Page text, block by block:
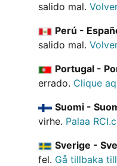
salido mal.
Perú -
salido mal.
Portugal -
errado. Clique
Suomi -
virhe. Palaa
Sverige -
fel. Gå tillbaka